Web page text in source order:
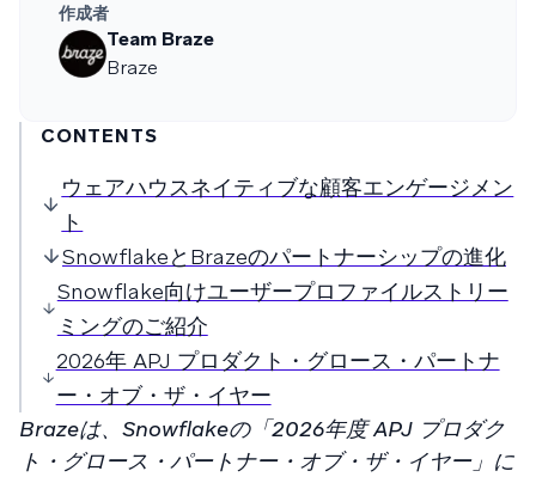
作成者
Team Braze
Braze
CONTENTS
ウェアハウスネイティブな顧客エンゲージメン
ト
SnowflakeとBrazeのパートナーシップの進化
Snowflake向けユーザープロファイルストリー
ミングのご紹介
2026年 APJ プロダクト・グロース・パートナ
ー・オブ・ザ・イヤー
Brazeは、Snowflakeの「2026年度 APJ プロダク
ト・グロース・パートナー・オブ・ザ・イヤー」に